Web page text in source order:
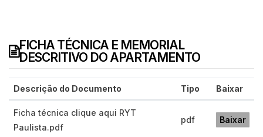
FICHA TÉCNICA E MEMORIAL
DESCRITIVO DO APARTAMENTO
Descrição do Documento Tipo Baixar
Ficha técnica clique aqui RYT
Paulista.pdf
pdf Baixar